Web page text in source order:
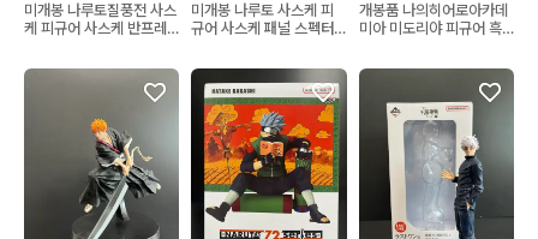
미개봉 나루토질풍전 사스
케 피규어 사스케 반프레
미개봉 나루토 사스케 피
규어 사스케 패널 스펙터
사스케반프
개봉품 나의히어로아카데
미아 미도리야 피규어 흑
도리야7기 피규어